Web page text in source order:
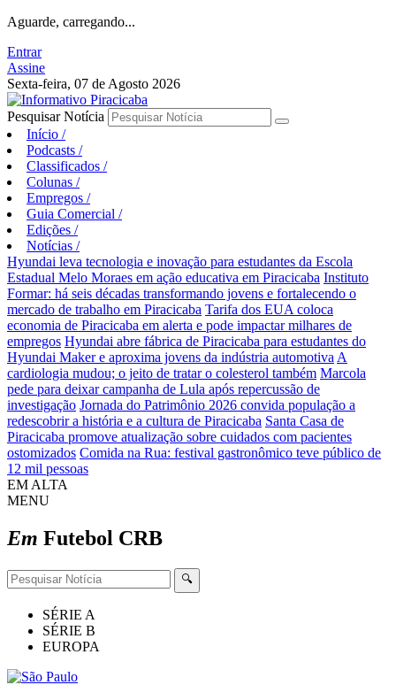
Aguarde, carregando...
Entrar
Assine
Sexta-feira, 07 de Agosto 2026
Pesquisar Notícia
Início /
Podcasts /
Classificados /
Colunas /
Empregos /
Guia Comercial /
Edições /
Notícias /
Hyundai leva tecnologia e inovação para estudantes da Escola
Estadual Melo Moraes em ação educativa em Piracicaba Instituto
Formar: há seis décadas transformando jovens e fortalecendo o
mercado de trabalho em Piracicaba Tarifa dos EUA coloca
economia de Piracicaba em alerta e pode impactar milhares de
empregos Hyundai abre fábrica de Piracicaba para estudantes do
Hyundai Maker e aproxima jovens da indústria automotiva A
cardiologia mudou; o jeito de tratar o colesterol também Marcola
pede para deixar campanha de Lula após repercussão de
investigação Jornada do Patrimônio 2026 convida população a
redescobrir a história e a cultura de Piracicaba Santa Casa de
Piracicaba promove atualização sobre cuidados com pacientes
ostomizados Comida na Rua: festival gastronômico teve público de
12 mil pessoas
EM ALTA
MENU
Em Futebol CRB
🔍
SÉRIE A
SÉRIE B
EUROPA